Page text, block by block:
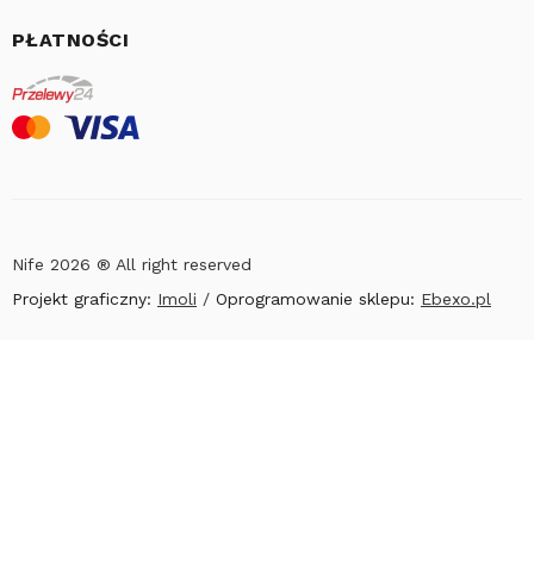
PŁATNOŚCI
Nife 2026 ® All right reserved
Projekt graficzny: Imoli / Oprogramowanie sklepu: Ebexo.pl